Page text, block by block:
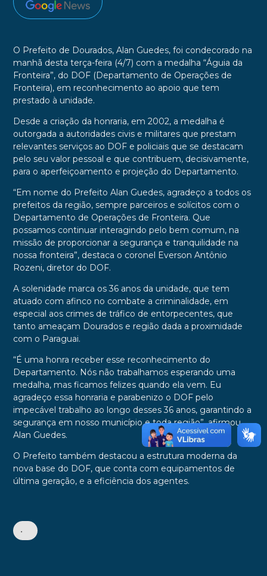
O Prefeito de Dourados, Alan Guedes, foi condecorado na
manhã desta terça-feira (4/7) com a medalha “Águia da
Fronteira”, do DOF (Departamento de Operações de
Fronteira), em reconhecimento ao apoio que tem
prestado à unidade.
Desde a criação da honraria, em 2002, a medalha é
outorgada a autoridades civis e militares que prestam
relevantes serviços ao DOF e policiais que se destacam
pelo seu valor pessoal e que contribuem, decisivamente,
para o aperfeiçoamento e projeção do Departamento.
“Em nome do Prefeito Alan Guedes, agradeço a todos os
prefeitos da região, sempre parceiros e solícitos com o
Departamento de Operações de Fronteira. Que
possamos continuar interagindo pelo bem comum, na
missão de proporcionar a segurança e tranquilidade na
nossa fronteira”, destaca o coronel Everson Antônio
Rozeni, diretor do DOF.
A solenidade marca os 36 anos da unidade, que tem
atuado com afinco no combate a criminalidade, em
especial aos crimes de tráfico de entorpecentes, que
tanto ameaçam Dourados e região dada a proximidade
com o Paraguai.
“É uma honra receber esse reconhecimento do
Departamento. Nós não trabalhamos esperando uma
medalha, mas ficamos felizes quando ela vem. Eu
agradeço essa honraria e parabenizo o DOF pelo
impecável trabalho ao longo desses 36 anos, garantindo a
segurança em nosso município e toda região”, afirmou
Alan Guedes.
O Prefeito também destacou a estrutura moderna da
nova base do DOF, que conta com equipamentos de
última geração, e a eficiência dos agentes.
•